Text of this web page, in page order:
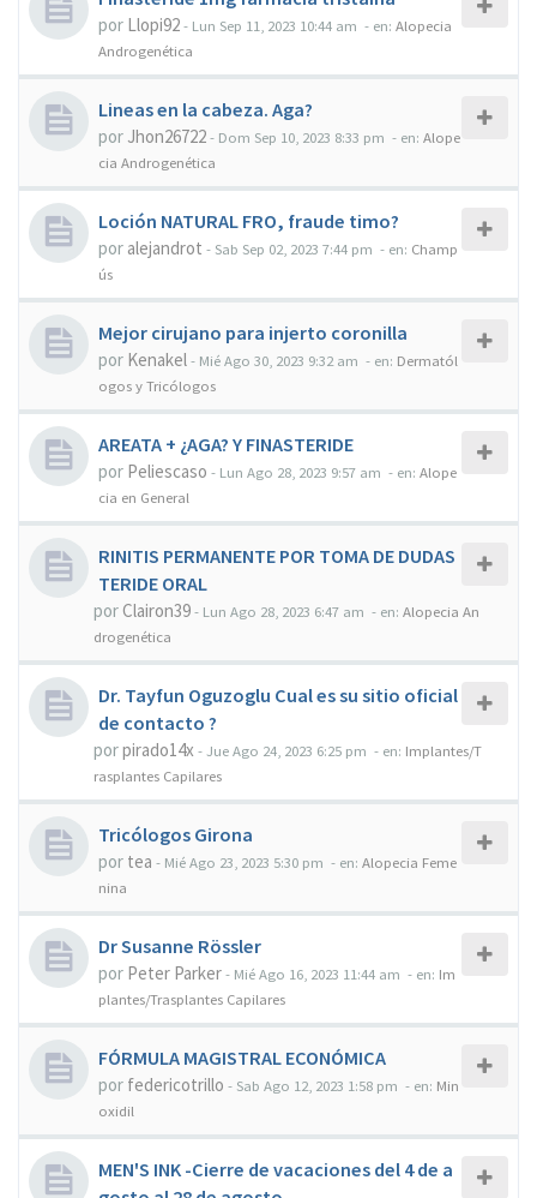
por Llopi92- Lun Sep 11, 2023 10:44 am - en: Alopecia
Androgenética
Lineas en la cabeza. Aga?
por Jhon26722- Dom Sep 10, 2023 8:33 pm - en: Alope
cia Androgenética
Loción NATURAL FRO, fraude timo?
por alejandrot - Sab Sep 02, 2023 7:44 pm - en: Champ
ús
Mejor cirujano para injerto coronilla
por Kenakel- Mié Ago 30, 2023 9:32 am - en: Dermatól
ogos y Tricólogos
AREATA + ¿AGA? Y FINASTERIDE
por Peliescaso - Lun Ago 28, 2023 9:57 am - en: Alope
cia en General
RINITIS PERMANENTE POR TOMA DE DUDAS
TERIDE ORAL
por Clairon39- Lun Ago 28, 2023 6:47 am - en: Alopecia An
drogenética
Dr. Tayfun Oguzoglu Cual es su sitio oficial
de contacto ?
porpirado14x -Jue Ago 24, 2023 6:25 pm - en: Implantes/T
rasplantes Capilares
Tricólogos Girona
por tea - Mié Ago 23, 2023 5:30 pm - en: Alopecia Feme
nina
Dr Susanne Rössler
por Peter Parker- Mié Ago 16, 2023 11:44 am - en: Im
plantes/Trasplantes Capilares
FÓRMULA MAGISTRAL ECONÓMICA
por federicotrillo - Sab Ago 12, 2023 1:58 pm - en: Min
oxidil
MEN'S INK -Cierre de vacaciones del 4 de a